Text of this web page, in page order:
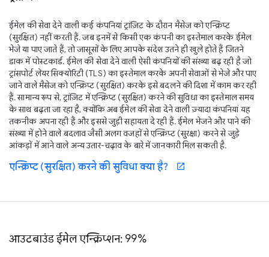
ईमेल की सेवा देने वाली कई कंपनियां ट्रांज़िट के दौरान मैसेज को एन्क्रिप्ट
(सुरक्षित) नहीं करती हैं. जब इनमें से किसी एक कंपनी का इस्तेमाल करके ईमेल
भेजे या पाए जाते हैं, तो जासूसों के लिए आपके संदेश उतने ही खुले होते हैं जितने
डाक में पोस्टकार्ड. ईमेल की सेवा देने वाली ऐसी कंपनियों की संख्या बढ़ रही है जो
ट्रांसपोर्ट लेयर सिक्योरिटी (TLS) का इस्तेमाल करके अपनी सेवाओं से भेजे और पाए
जाने वाले मैसेज को एन्क्रिप्ट (सुरक्षित) करके इसे बदलने की दिशा में काम कर रही
हैं. सामान्य रूप से, ट्रांज़िट में एन्क्रिप्ट (सुरक्षित) करने की सुविधा का इस्तेमाल समय
के साथ बढ़ता जा रहा है, क्योंकि अब ईमेल की सेवा देने वाली ज़्यादा कंपनियां यह
तकनीक अपना रही हैं और इससे जुड़ी सहायता दे रही हैं. ईमेल भेजने और पाने की
संख्या में होने वाले बदलाव जैसी अलग वजहों से एन्क्रिप्ट (सुरक्षा) करने से जुड़े
आंकड़ों में आने वाले अन्य उतार-चढ़ाव के बारे में जानकारी मिल सकती है.
एन्क्रिप्ट (सुरक्षित) करने की सुविधा क्या है? open_in_new
आउटबाउंड ईमेल एन्क्रिप्शन: 99%